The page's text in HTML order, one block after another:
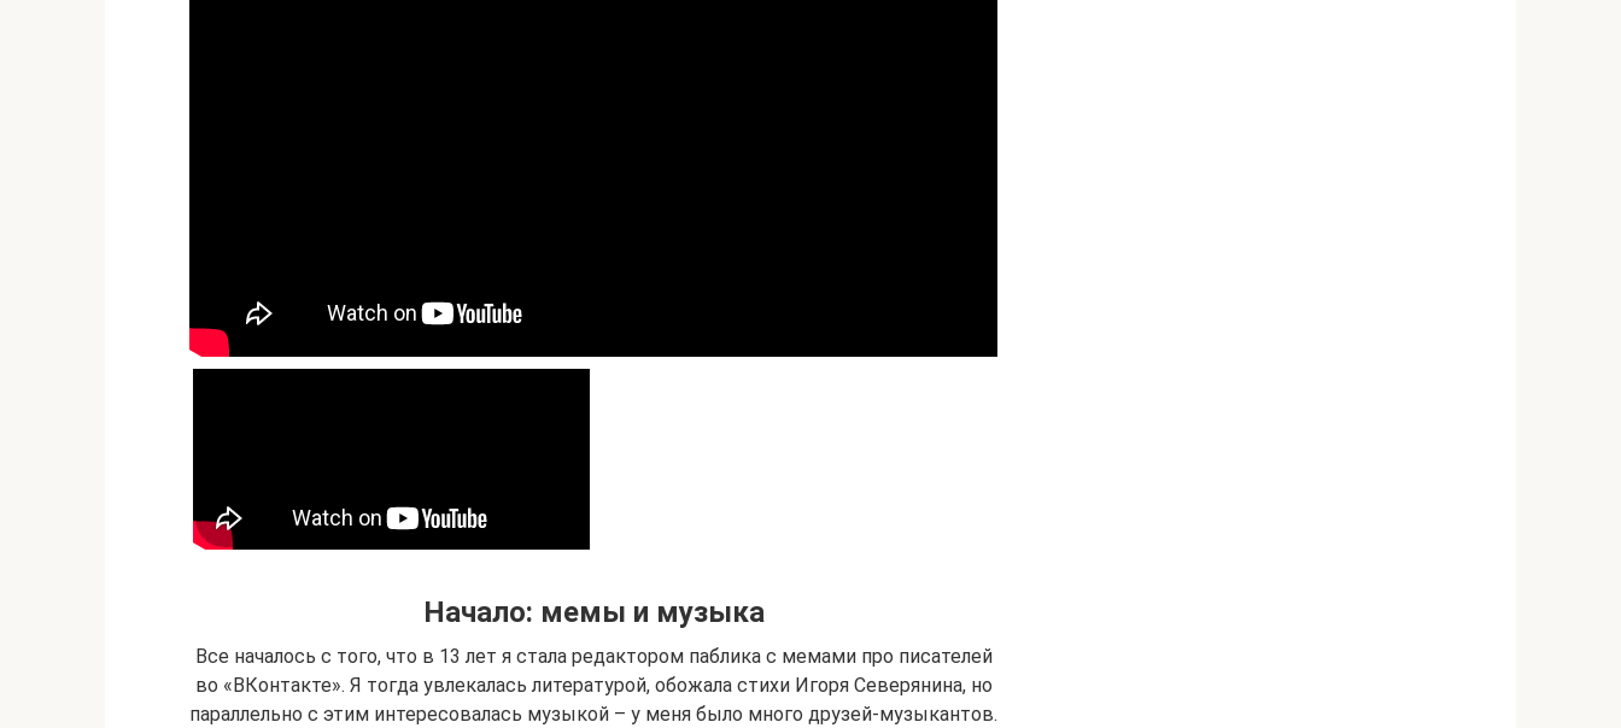
Начало: мемы и музыка
Все началось с того, что в 13 лет я стала редактором паблика с мемами про писателей
во «ВКонтакте». Я тогда увлекалась литературой, обожала стихи Игоря Северянина, но
параллельно с этим интересовалась музыкой – у меня было много друзей-музыкантов.